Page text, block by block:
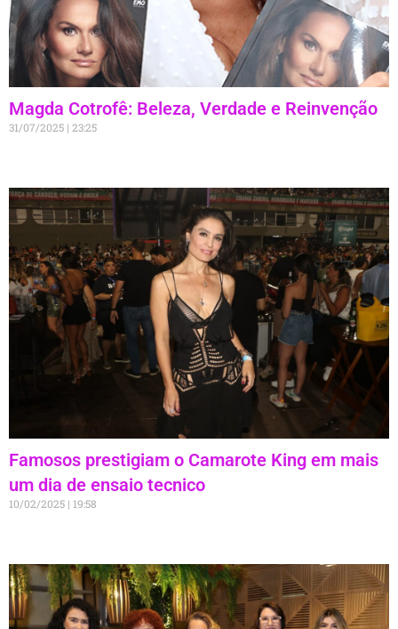
Magda Cotrofê: Beleza, Verdade e Reinvenção
31/07/2025 23:25
Famosos prestigiam o Camarote King em mais
um dia de ensaio tecnico
10/02/2025 19:58